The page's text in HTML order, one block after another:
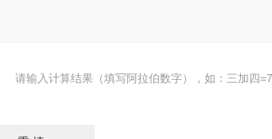
请输入计算结果（填写阿拉伯数字），如：三加四=7